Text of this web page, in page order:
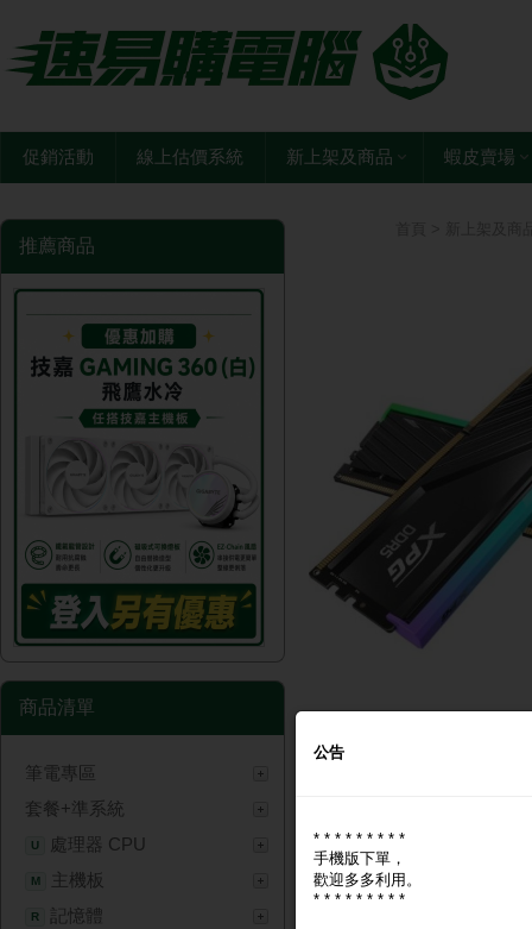
促銷活動 線上估價系統 新上架及商品 蝦皮賣場
推薦商品
商品清單
筆電專區
套餐+準系統
U 處理器 CPU
M 主機板
R 記憶體
商品圖片
公告
* * * * * * * * *
手機版下單，
歡迎多多利用。
* * * * * * * * *